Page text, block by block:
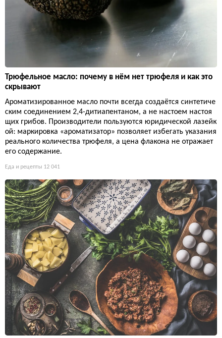
Трюфельное масло: почему в нём нет трюфеля и как это
скрывают
Ароматизированное масло почти всегда создаётся синтетиче
ским соединением 2,4-дитиапентаном, а не настоем настоя
щих грибов. Производители пользуются юридической лазейк
ой: маркировка «ароматизатор» позволяет избегать указания
реального количества трюфеля, а цена флакона не отражает
его содержание.
Еда и рецепты 12 041